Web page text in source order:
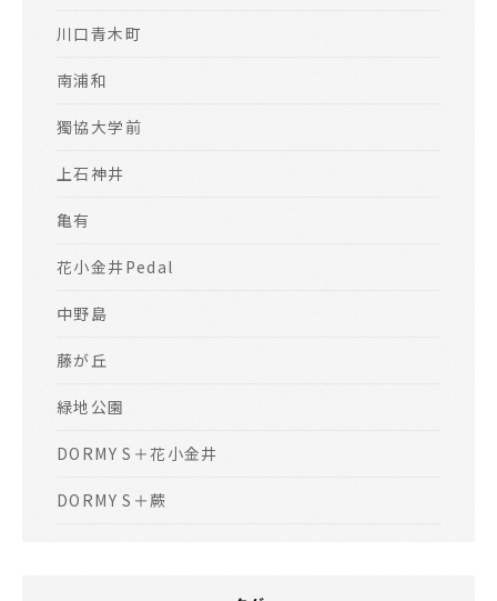
川口青木町
南浦和
獨協大学前
上石神井
亀有
花小金井Pedal
中野島
藤が丘
緑地公園
DORMY S＋花小金井
DORMY S＋蕨